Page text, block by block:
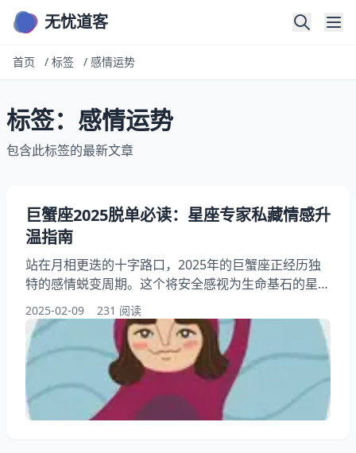
无忧道客
首页 / 标签 / 感情运势
标签：感情运势
包含此标签的最新文章
巨蟹座2025脱单必读：星座专家私藏情感升
温指南
站在月相更迭的十字路口，2025年的巨蟹座正经历独
特的感情蜕变周期。这个将安全感视为生命基石的星
座，在金星逆行即将结束的年份，面对婚恋宫位的全新
星轨排列，既要守护内心柔软的蟹壳，又必须在土星顺
行阶段学会主动袒露情感。透过占星师的专业分析，我
们将拆解巨蟹座全年情感温度曲线，带你看懂从4月婚
神星移位到9月海王星对冲带来的三次情感窗口期。 巨
蟹座守护相位： 一
2025-02-09 231 阅读